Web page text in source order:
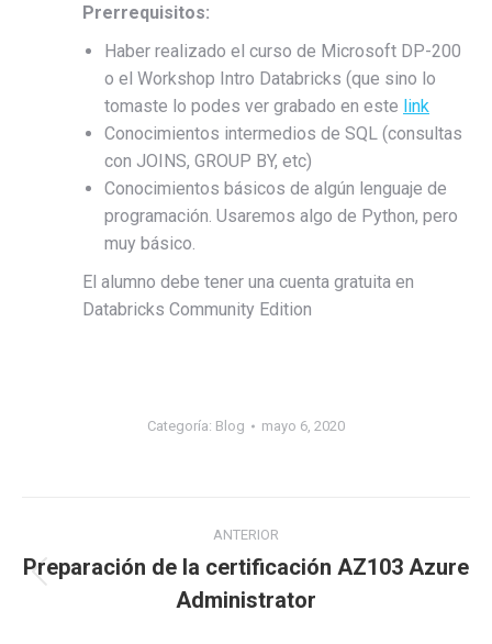
Prerrequisitos:
Haber realizado el curso de Microsoft DP-200
o el Workshop Intro Databricks (que sino lo
tomaste lo podes ver grabado en este link
Conocimientos intermedios de SQL (consultas
con JOINS, GROUP BY, etc)
Conocimientos básicos de algún lenguaje de
programación. Usaremos algo de Python, pero
muy básico.
El alumno debe tener una cuenta gratuita en
Databricks Community Edition
Categoría: Blog mayo 6, 2020
ANTERIOR
Preparación de la certificación AZ103 Azure
Administrator